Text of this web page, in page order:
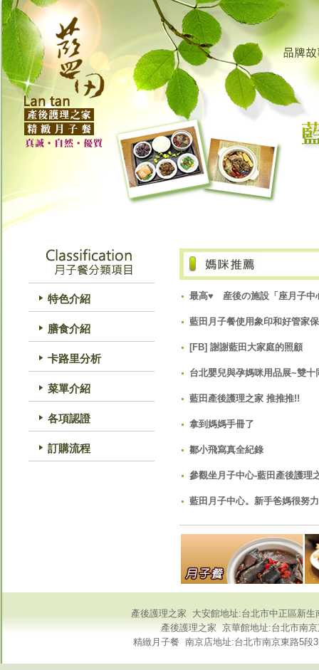
特色介紹
膳食介紹
卡路里分析
菜單介紹
各項認證
訂購流程
最高♥ 産後の施設「座月子中
藍田月子餐使用象印和好管家
[FB] 謝謝藍田大家庭的照顧
台北嬰兒與孕媽咪用品展~雙十
藍田產後護理之家 推推推!!
拿到媽媽手冊了
鄒小飛寫真全紀錄
參觀坐月子中心-藍田產後護理
藍田月子中心。新手爸媽很努力
產後護理之家 大安館地址:台北市中正區新
產後護理之家 京華館地址:台北市南
精緻月子餐 南京店地址:台北市南京東路5